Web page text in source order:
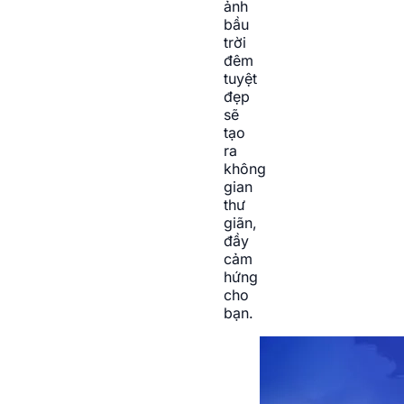
ảnh
bầu
trời
đêm
tuyệt
đẹp
sẽ
tạo
ra
không
gian
thư
giãn,
đầy
cảm
hứng
cho
bạn.